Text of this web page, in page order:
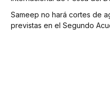
Sameep no hará cortes de
previstas en el Segundo